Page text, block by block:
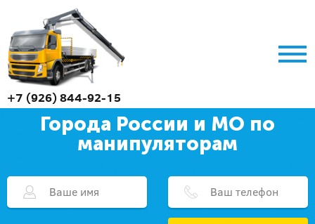
+7 (926) 844-92-15
Города России и МО по
манипуляторам